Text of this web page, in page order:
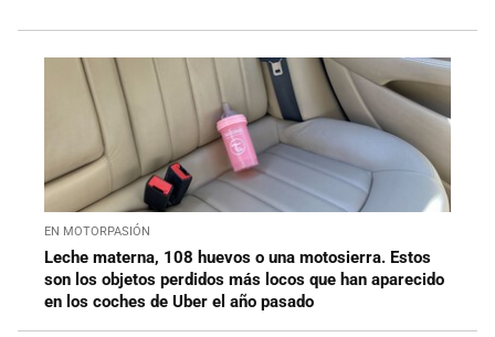
EN MOTORPASIÓN
Leche materna, 108 huevos o una motosierra. Estos
son los objetos perdidos más locos que han aparecido
en los coches de Uber el año pasado